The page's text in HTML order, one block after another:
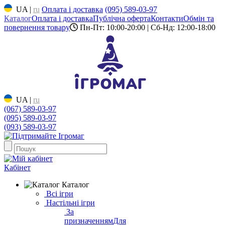
UA | ru Оплата і доставка (095) 589-03-97
КаталогОплата і доставкаПублічна офертаКонтактиОбмін та
повернення товару
Пн-Пт: 10:00-20:00 | Сб-Нд: 12:00-18:00
UA | ru
(067) 589-03-97
(095) 589-03-97
(093) 589-03-97
Кабінет
Каталог
Всі ігри
Настільні ігри
За
призначеннямДля